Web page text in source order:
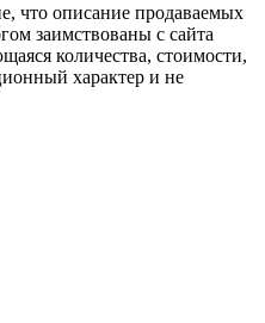
что описание продаваемых
заимствованы с сайта
количества, стоимости,
характер и не